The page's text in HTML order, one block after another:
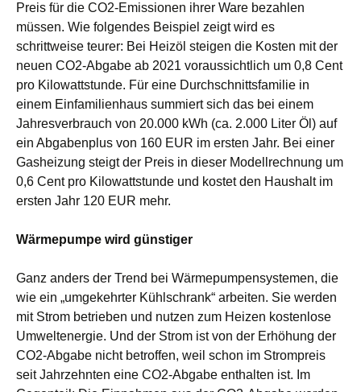
Preis für die CO2-Emissionen ihrer Ware bezahlen
müssen. Wie folgendes Beispiel zeigt wird es
schrittweise teurer: Bei Heizöl steigen die Kosten mit der
neuen CO2-Abgabe ab 2021 voraussichtlich um 0,8 Cent
pro Kilowattstunde. Für eine Durchschnittsfamilie in
einem Einfamilienhaus summiert sich das bei einem
Jahresverbrauch von 20.000 kWh (ca. 2.000 Liter Öl) auf
ein Abgabenplus von 160 EUR im ersten Jahr. Bei einer
Gasheizung steigt der Preis in dieser Modellrechnung um
0,6 Cent pro Kilowattstunde und kostet den Haushalt im
ersten Jahr 120 EUR mehr.
Wärmepumpe wird günstiger
Ganz anders der Trend bei Wärmepumpensystemen, die
wie ein „umgekehrter Kühlschrank“ arbeiten. Sie werden
mit Strom betrieben und nutzen zum Heizen kostenlose
Umweltenergie. Und der Strom ist von der Erhöhung der
CO2-Abgabe nicht betroffen, weil schon im Strompreis
seit Jahrzehnten eine CO2-Abgabe enthalten ist. Im